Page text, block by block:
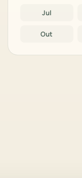
Jul
Out